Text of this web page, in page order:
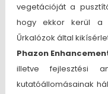
vegetációját a
hogy ekkor kerül a
Űrkalózok által
Phazon
illetve fejlesztési
kutatóállomásainak